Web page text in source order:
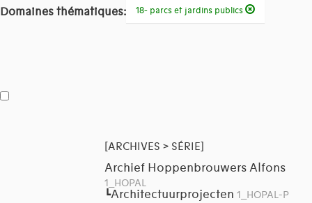
Domaines thématiques: 18- parcs et jardins publics
[ARCHIVES > SÉRIE]
Archief Hoppenbrouwers Alfons
1_HOPAL
┗Architectuurprojecten 1_HOPAL-P